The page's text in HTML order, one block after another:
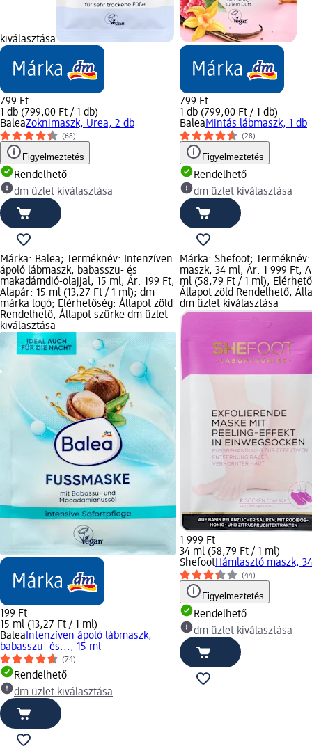
kiválasztása
799 Ft
1 db (799,00 Ft / 1 db)
BaleaZoknimaszk, Urea, 2 db
(68)
Figyelmeztetés
Rendelhető
dm üzlet kiválasztása
799 Ft
1 db (799,00 Ft / 1 db)
BaleaMintás lábmaszk, 1 db
(28)
Figyelmeztetés
Rendelhető
dm üzlet kiválasztása
Márka: Balea; Terméknév: Intenzíven
ápoló lábmaszk, babasszu- és
makadámdió-olajjal, 15 ml; Ár: 199 Ft;
Alapár: 15 ml (13,27 Ft / 1 ml); dm
márka logó; Elérhetőség: Állapot zöld
Rendelhető, Állapot szürke dm üzlet
kiválasztása
199 Ft
15 ml (13,27 Ft / 1 ml)
Balea Intenzíven ápoló lábmaszk,
babasszu- és..., 15 ml
(74)
Rendelhető
dm üzlet kiválasztása
Márka: Shefoot;
maszk, 34 ml; Ár: 1 999 Ft;
ml (58,79 Ft / 1 ml);
Állapot zöld Rendelhető,
dm üzlet kiválasztása
1 999 Ft
34 ml (58,79 Ft / 1 ml)
ShefootHámlasztó maszk,
(44)
Figyelmeztetés
Rendelhető
dm üzlet kiválasztása